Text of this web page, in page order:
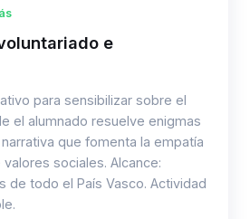
e
para sensibilizar sobre el
el alumnado resuelve enigmas
que fomenta la empatía
sociales. Alcance:
de todo el País Vasco. Actividad